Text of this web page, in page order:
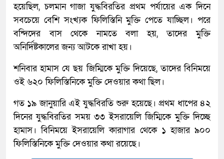
হয়েছিল, চলমান গাজা যুদ্ধবিরতির প্রথম পর্যায়ের এক দিনে
সবচেয়ে বেশি সংখ্যক ফিলিস্তিনি মুক্তি পেতে যাচ্ছিল। পরে
বন্দিদের বাস থেকে নামতে বলা হয়, তাদের মুক্তি
অনির্দিষ্টকালের জন্য আটকে রাখা হয়।
শনিবার হামাস যে ছয় জিম্মিকে মুক্তি দিয়েছে, তাদের বিনিময়ে
ওই ৬২০ ফিলিস্তিনিকে মুক্তি দেওয়ার কথা ছিল।
গত ১৯ জানুয়ারি এই যুদ্ধবিরতি শুরু হয়েছে। প্রথম ধাপের ৪২
দিনের যুদ্ধবিরতির সময় ৩৩ ইসরায়েলি জিম্মিকে মুক্তি দিচ্ছে
হামাস। বিনিময়ে ইসরায়েলি কারাগার থেকে ১ হাজার ৯০০
ফিলিস্তিনিকে মুক্তি দেওয়ার কথা রয়েছে।